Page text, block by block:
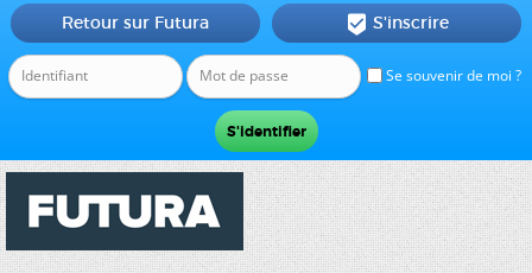
Se souvenir de moi ?
Retour sur Futura  S'inscrire